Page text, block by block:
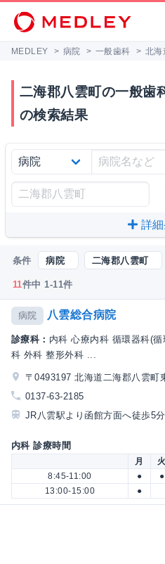
MEDLEY > 病院 > 一般歯科 > 北海
二海郡八雲町の一般歯
の検索結果
詳
条件 病院 二海郡八雲町
11件中 1-11件
病院 八雲総合病院
診療科： 内科 心療内科 循環器科(
科 外科 整形外科 ...
〒0493197 北海道二海郡八雲町
0137-63-2185
JR八雲駅より函館方面へ徒歩5
内科 診療時間
月 火
8:45-11:00
● ●
13:00-15:00
●